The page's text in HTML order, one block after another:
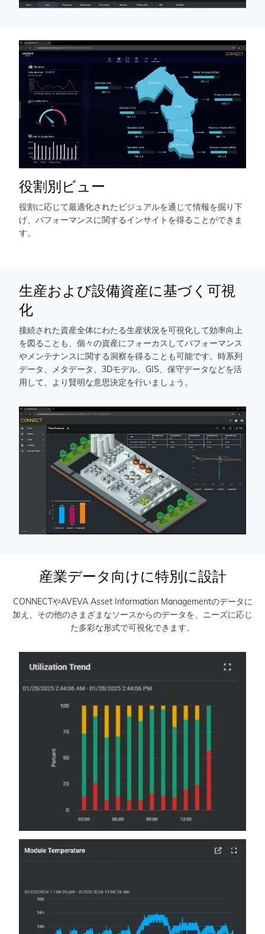
役割別ビュー
役割に応じて最適化されたビジュアルを通じて情報を掘り下
げ、パフォーマンスに関するインサイトを得ることができま
す。
生産および設備資産に基づく可視
化
接続された資産全体にわたる生産状況を可視化して効率向上
を図ることも、個々の資産にフォーカスしてパフォーマンス
やメンテナンスに関する洞察を得ることも可能です。時系列
データ、メタデータ、3Dモデル、GIS、保守データなどを活
用して、より賢明な意思決定を行いましょう。
産業データ向けに特別に設計
CONNECTやAVEVA Asset Information Managementのデータに
加え、その他のさまざまなソースからのデータを、ニーズに応じ
た多彩な形式で可視化できます。